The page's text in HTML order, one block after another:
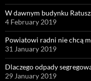
W dawnym budynku
4 February 2019
Powiatowi radni nie chcą
31 January 2019
Dlaczego odpady
29 January 2019